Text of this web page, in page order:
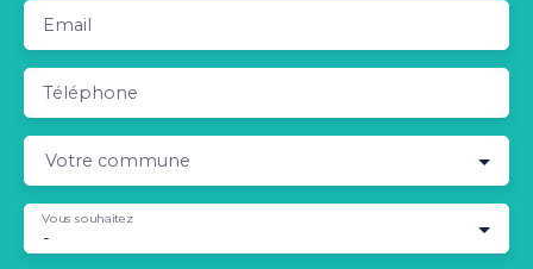
Email
Téléphone
Votre commune
-
Vous souhaitez